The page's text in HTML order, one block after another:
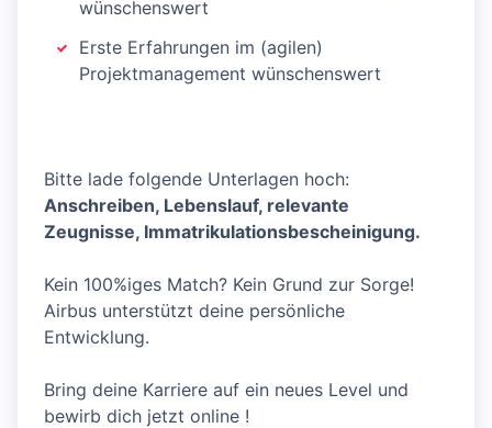
wünschenswert
Erste Erfahrungen im (agilen)
Projektmanagement wünschenswert
Bitte lade folgende Unterlagen hoch:
Anschreiben, Lebenslauf, relevante
Zeugnisse, Immatrikulationsbescheinigung.
Kein 100%iges Match? Kein Grund zur Sorge!
Airbus unterstützt deine persönliche
Entwicklung.
Bring deine Karriere auf ein neues Level und
bewirb dich jetzt online !